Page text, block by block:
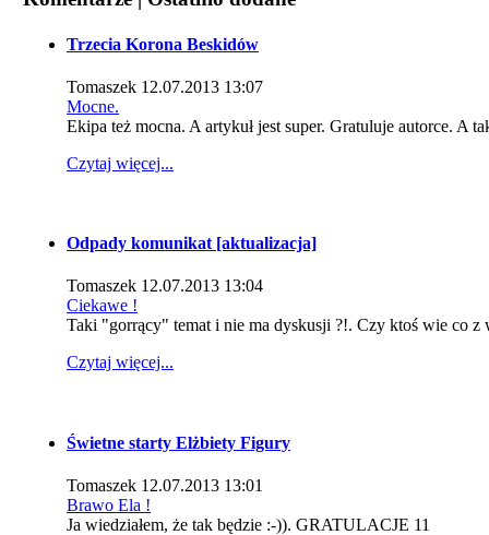
Trzecia Korona Beskidów
Tomaszek 12.07.2013 13:07
Mocne.
Ekipa też mocna. A artykuł jest super. Gratuluje autorce. A
Czytaj więcej...
Odpady komunikat [aktualizacja]
Tomaszek 12.07.2013 13:04
Ciekawe !
Taki "gorrący" temat i nie ma dyskusji ?!. Czy ktoś wie co z
Czytaj więcej...
Świetne starty Elżbiety Figury
Tomaszek 12.07.2013 13:01
Brawo Ela !
Ja wiedziałem, że tak będzie :-)). GRATULACJE 11